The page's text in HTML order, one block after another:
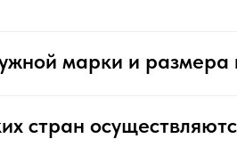
марки и размера
стран